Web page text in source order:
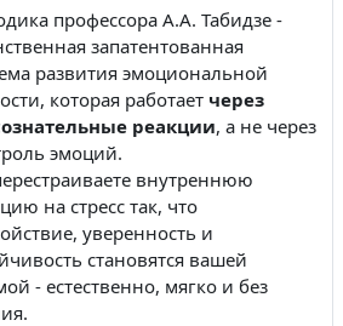
профессора А.А. Табидзе -
запатентованная
развития эмоциональной
которая работает через
реакции, а не через
эмоций.
внутреннюю
на стресс так, что
уверенность и
становятся вашей
- естественно, мягко и без